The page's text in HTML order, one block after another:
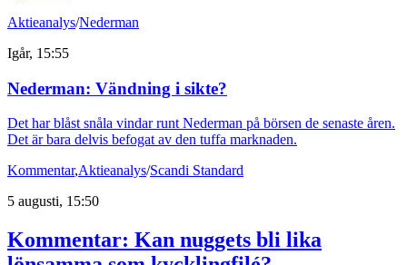
Aktieanalys/Nederman
Igår, 15:55
Nederman: Vändning i sikte?
Det har blåst snåla vindar runt Nederman på börsen de senaste åren.
Det är bara delvis befogat av den tuffa marknaden.
Kommentar,Aktieanalys/Scandi Standard
5 augusti, 15:50
Kommentar: Kan nuggets bli lika